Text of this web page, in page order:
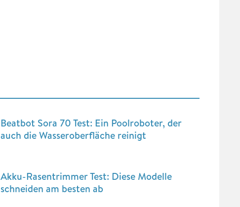
Beatbot Sora 70 Test: Ein Poolroboter, der
auch die Wasseroberfläche reinigt
Akku-Rasentrimmer Test: Diese Modelle
schneiden am besten ab